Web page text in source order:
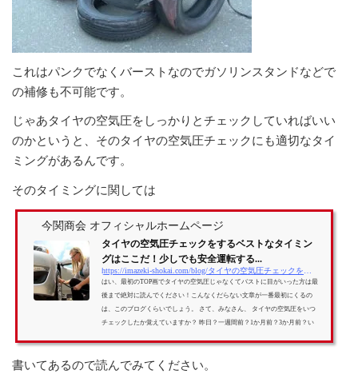
これはパンクでなくバーストなのでガソリンスタンドなどで
の補修も不可能です。
じゃあタイヤの空気圧をしっかりとチェックしていればいい
のかというと、そのタイヤの空気圧チェックにも適切なタイ
ミングがあるんです。
そのタイミングに関しては
今関商会 オフィシャルホームページ
タイヤの空気圧チェックをするベストなタイミン
グはここだ！少しでも安全運転する...
はい、最初のTOP画でタイヤの空気圧じゃなくてバストに目がいった方は最
後まで絶対に読んでください！こんなくだらない文章が一番最初にくるの
は、このブログくらいでしょう。 さて、みなさん、 タイヤの空気圧をいつ
チェックしたか覚えていますか？ 昨日？一週間前？1か月前？3か月前？い
が 1か月に1回は空気圧チェックしましょう！！ フルサ...
書いてあるので読んでみてください。